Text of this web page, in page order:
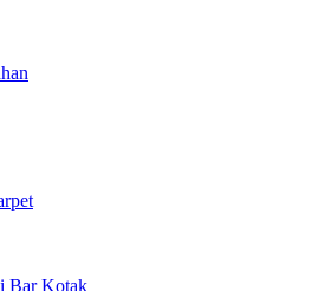
Bar Kotak